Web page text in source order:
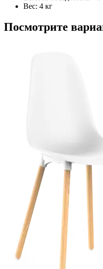
Вес: 4 кг
Посмотрите